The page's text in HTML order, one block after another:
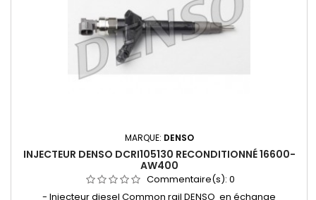
MARQUE: DENSO
INJECTEUR DENSO DCRI105130 RECONDITIONNÉ 16600-
AW400
Commentaire(s): 0
- Injecteur diesel Common rail DENSO en échange